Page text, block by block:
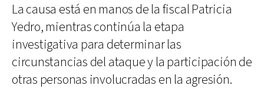
La causa está en manos de la fiscal Patricia
Yedro, mientras continúa la etapa
investigativa para determinar las
circunstancias del ataque y la participación de
otras personas involucradas en la agresión.